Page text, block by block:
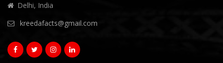
Delhi, India
kreedafacts@gmail.com